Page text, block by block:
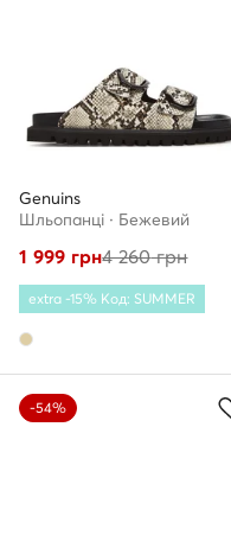
Genuins
Шльопанці · Бежевий
1 999 грн4 260грн
extra -15% Код: SUMMER
-54%